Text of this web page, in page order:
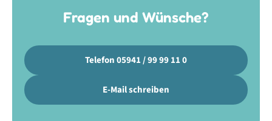
Fragen und Wünsche?
Telefon 05941 / 99 99 11 0
E-Mail schreiben